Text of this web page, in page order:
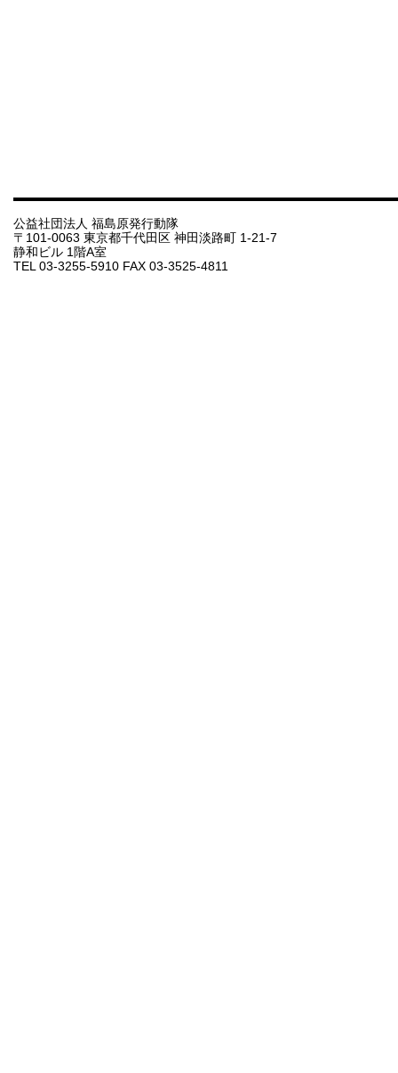
公益社団法人 福島原発行動隊
〒101-0063 東京都千代田区 神田淡路町 1-21-7
静和ビル 1階A室
TEL 03-3255-5910 FAX 03-3525-4811